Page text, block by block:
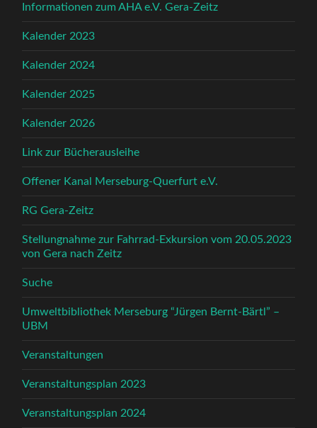
Informationen zum AHA e.V. Gera-Zeitz
Kalender 2023
Kalender 2024
Kalender 2025
Kalender 2026
Link zur Bücherausleihe
Offener Kanal Merseburg-Querfurt e.V.
RG Gera-Zeitz
Stellungnahme zur Fahrrad-Exkursion vom 20.05.2023
von Gera nach Zeitz
Suche
Umweltbibliothek Merseburg “Jürgen Bernt-Bärtl” –
UBM
Veranstaltungen
Veranstaltungsplan 2023
Veranstaltungsplan 2024